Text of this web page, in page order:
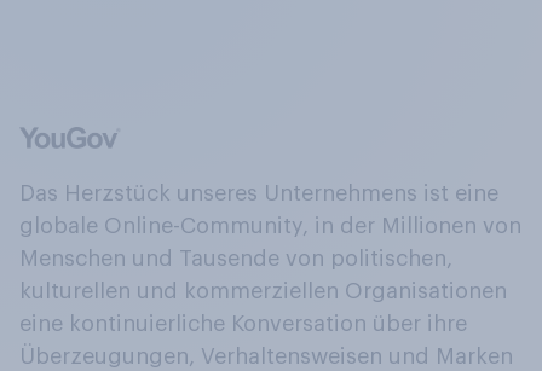
Das Herzstück unseres Unternehmens ist eine
globale Online-Community, in der Millionen von
Menschen und Tausende von politischen,
kulturellen und kommerziellen Organisationen
eine kontinuierliche Konversation über ihre
Überzeugungen, Verhaltensweisen und Marken